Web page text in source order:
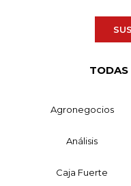
TODAS
Agronegocios
Análisis
Caja Fuerte